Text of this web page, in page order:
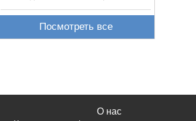
Посмотреть все
О нас